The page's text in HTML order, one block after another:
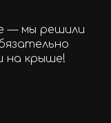
— мы решили
на крыше!